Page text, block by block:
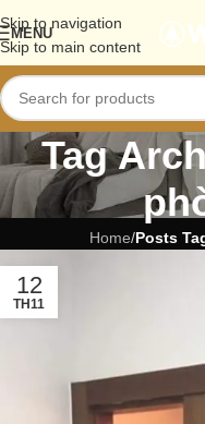
Skip to navigation
Skip to main content
MENU
Tag
Home/Posts
12
TH11